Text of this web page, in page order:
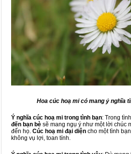
Hoa cúc hoạ mi có mang ý nghĩa
Ý nghĩa cúc hoạ mi trong tình bạn: Trong
đến bạn bè sẽ mang ngụ ý như một lời chúc
đến họ. Cúc hoạ mi đại diện cho một tình
không vụ lợi, toan tính.